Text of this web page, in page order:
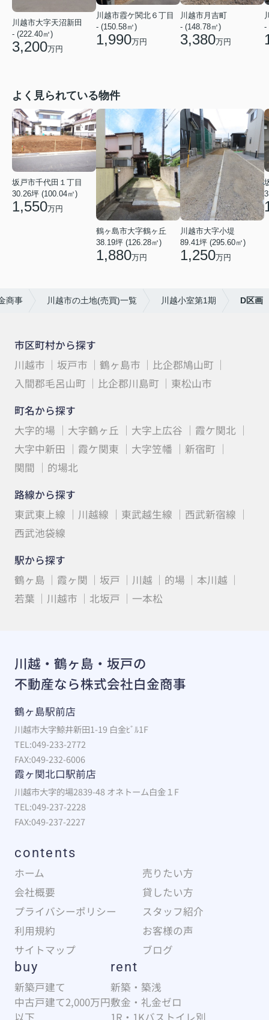
川越市大字天沼新田
- (222.40㎡)
3,200万円
川越市霞ケ関北６丁目
- (150.58㎡)
1,990万円
川越市月吉町
- (148.78㎡)
3,380万円
-
よく見られている物件
坂戸市千代田１丁目
30.26坪 (100.04㎡)
1,550万円
鶴ヶ島市大字鶴ヶ丘
38.19坪 (126.28㎡)
1,880万円
川越市大字小堤
89.41坪 (295.60㎡)
1,250万円
商事 川越市の土地(売買)一覧 川越小室第1期 D区画
市区町村から探す
川越市
坂戸市 鶴ヶ島市
比企郡鳩山町
入間郡毛呂山町
比企郡川島町
東松山市
町名から探す
大字的場
大字鶴ヶ丘 大字上広谷
霞ケ関北
大字中新田
霞ケ関東 大字笠幡
新宿町
関間
的場北
路線から探す
東武東上線
川越線 東武越生線
西武新宿線
西武池袋線
駅から探す
鶴ヶ島
霞ヶ関 坂戸 川越 的場
本川越
若葉
川越市 北坂戸 一本松
川越・鶴ヶ島・坂戸の
不動産なら株式会社白金商事
鶴ヶ島駅前店
川越市大字鯨井新田1-19 白金ﾋﾞﾙ1F
TEL:049-233-2772
FAX:049-232-6006
霞ヶ関北口駅前店
川越市大字的場2839-48 オネトーム白金１F
TEL:049-237-2228
FAX:049-237-2227
contents
ホーム
売りたい方
会社概要
貸したい方
プライバシーポリシー
スタッフ紹介
利用規約
お客様の声
サイトマップ
ブログ
buy
新築戸建て
中古戸建て2,000万円
以下
rent
新築・築浅
敷金・礼金ゼロ
1R・1Kバストイレ別